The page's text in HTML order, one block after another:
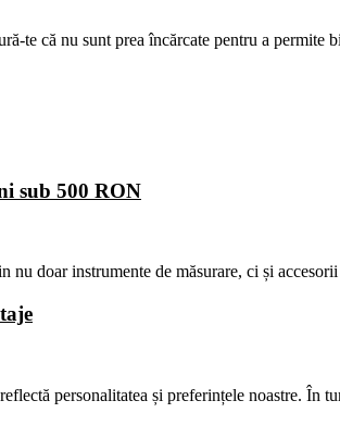
te că nu sunt prea încărcate pentru a permite
sub 500 RON
nu doar instrumente de măsurare, ci și
personalitatea și preferințele noastre. În